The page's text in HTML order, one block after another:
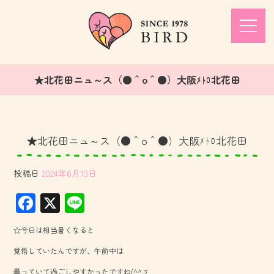
★北花田ニュ～ス（●＾o＾●）大阪ﾒﾄﾛ北花田
★北花田ニュ～ス（●＾o＾●）大阪ﾒﾄﾛ北花田
投稿日 2024年6月13日
F
ac
e
b
X
ne
☆今日は相当暑くなると
覚悟していたんですが、午前中は
曇っていて過ごしやすかったですね(^^ゞ